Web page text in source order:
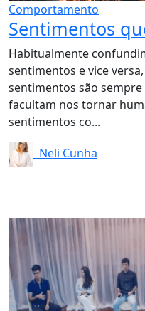
Comportamento
Sentimentos
Habitualmente
sentimentos e vice
sentimentos são
facultam nos tornar
sentimentos co...
Neli Cunha